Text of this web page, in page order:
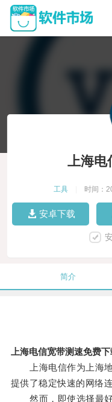
上海电
工具 时间：
安卓下载
简介
上海电信宽带测速免费
上海电信作为上海地
提供了稳定快速的网络连
然而，即使选择最好